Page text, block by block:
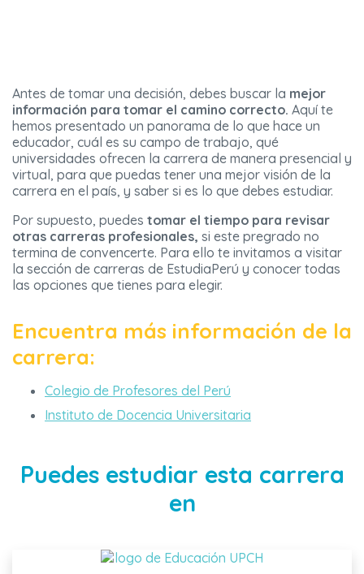
Antes de tomar una decisión, debes buscar la mejor
información para tomar el camino correcto. Aquí te
hemos presentado un panorama de lo que hace un
educador, cuál es su campo de trabajo, qué
universidades ofrecen la carrera de manera presencial y
virtual, para que puedas tener una mejor visión de la
carrera en el país, y saber si es lo que debes estudiar.
Por supuesto, puedes tomar el tiempo para revisar
otras carreras profesionales, si este pregrado no
termina de convencerte. Para ello te invitamos a visitar
la sección de carreras de EstudiaPerú y conocer todas
las opciones que tienes para elegir.
Encuentra más información de la
carrera:
Colegio de Profesores del Perú
Instituto de Docencia Universitaria
Puedes estudiar esta carrera
en